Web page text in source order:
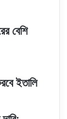
বেশি
ইতালি